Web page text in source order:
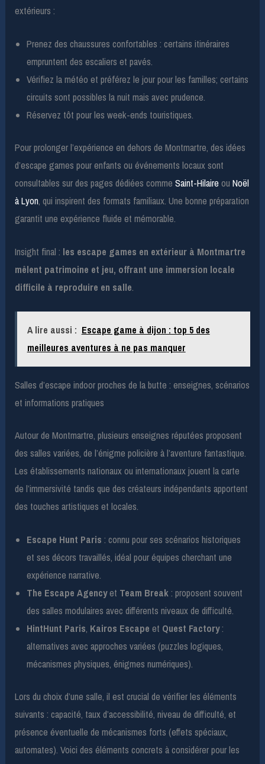
extérieurs :
Prenez des chaussures confortables : certains itinéraires
empruntent des escaliers et pavés.
Vérifiez la météo et préférez le jour pour les familles; certains
circuits sont possibles la nuit mais avec prudence.
Réservez tôt pour les week-ends touristiques.
Pour prolonger l’expérience en dehors de Montmartre, des idées
d’escape games pour enfants ou événements locaux sont
consultables sur des pages dédiées commeSaint-HilaireouNoël
à Lyon, qui inspirent des formats familiaux. Une bonne préparation
garantit une expérience fluide et mémorable.
Insight final : les escape games en extérieur à Montmartre
mêlent patrimoine et jeu, offrant une immersion locale
difficile à reproduire en salle.
A lire aussi : Escape game à dijon : top 5 des
meilleures aventures à ne pas manquer
Salles d’escape indoor proches de la butte : enseignes, scénarios
et informations pratiques
Autour de Montmartre, plusieurs enseignes réputées proposent
des salles variées, de l’énigme policière à l’aventure fantastique.
Les établissements nationaux ou internationaux jouent la carte
de l’immersivité tandis que des créateurs indépendants apportent
des touches artistiques et locales.
Escape Hunt Paris : connu pour ses scénarios historiques
et ses décors travaillés, idéal pour équipes cherchant une
expérience narrative.
The Escape Agencyet Team Break: proposent souvent
des salles modulaires avec différents niveaux de difficulté.
HintHunt Paris, Kairos Escape et Quest Factory:
alternatives avec approches variées (puzzles logiques,
mécanismes physiques, énigmes numériques).
Lors du choix d’une salle, il est crucial de vérifier les éléments
suivants : capacité, taux d’accessibilité, niveau de difficulté, et
présence éventuelle de mécanismes forts (effets spéciaux,
automates). Voici des éléments concrets à considérer pour les